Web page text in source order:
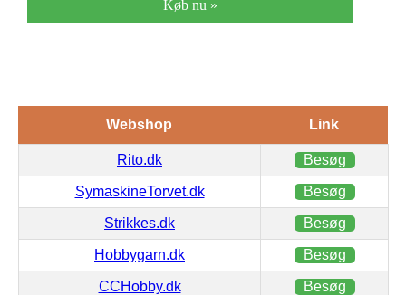
Køb nu »
Webshop Link
Rito.dk Besøg
SymaskineTorvet.dk Besøg
Strikkes.dk Besøg
Hobbygarn.dk Besøg
CCHobby.dk Besøg